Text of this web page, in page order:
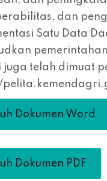
dan
Satu Data
juga telah dimuat
Dokumen Word
Dokumen PDF